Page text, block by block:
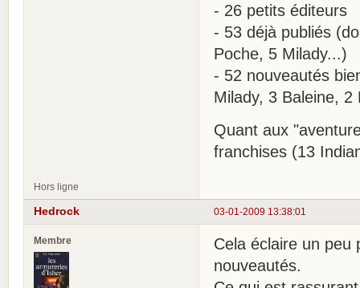
- 26 petits éditeurs
- 53 déjà publiés
Poche, 5 Milady...)
- 52 nouveautés
Milady, 3 Baleine, 2
Quant aux
franchises (13
Hors ligne
03-01-2009 13:38:01
Hedrock
Membre
Cela éclaire un peu
nouveautés.